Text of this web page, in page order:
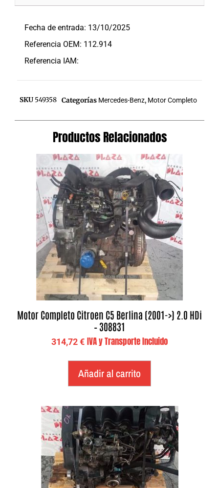
Fecha de entrada: 13/10/2025
Referencia OEM: 112.914
Referencia IAM:
SKU 549358 Categorías Mercedes-Benz, Motor Completo
Productos Relacionados
Motor Completo Citroen C5 Berlina (2001->) 2.0 HDi
– 308831
314,72€ IVA y Transporte Incluido
Añadir al carrito